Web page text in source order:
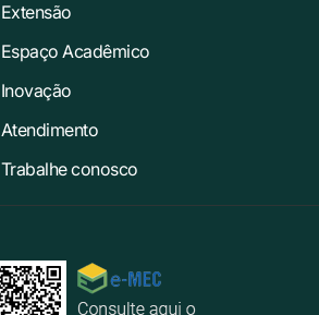
Extensão
Espaço Acadêmico
Inovação
Atendimento
Trabalhe conosco